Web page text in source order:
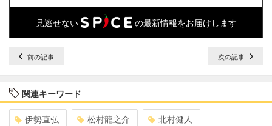
見逃せない の最新情報をお届けします
前の記事 次の記事
関連キーワード
伊勢直弘 松村龍之介 北村健人